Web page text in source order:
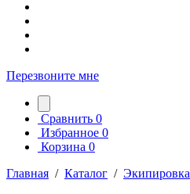
Перезвоните мне
Сравнить 0
Избранное 0
Корзина 0
Главная / Каталог / Экипировка